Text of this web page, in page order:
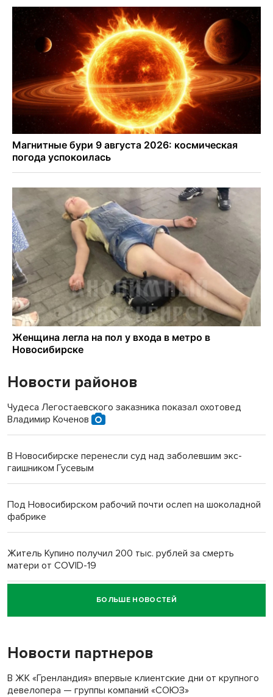
Новости районов
Чудеса Легостаевского заказника показал охотовед
Владимир Коченов
В Новосибирске перенесли суд над заболевшим экс-
гаишником Гусевым
Под Новосибирском рабочий почти ослеп на шоколадной
фабрике
Житель Купино получил 200 тыс. рублей за смерть
матери от COVID-19
Новосибирский суд наказал водителя за смерть
пенсионерки на вокзале
БОЛЬШЕ НОВОСТЕЙ
Новости партнеров
В ЖК «Гренландия» впервые клиентские дни от крупного
девелопера — группы компаний «СОЮЗ»